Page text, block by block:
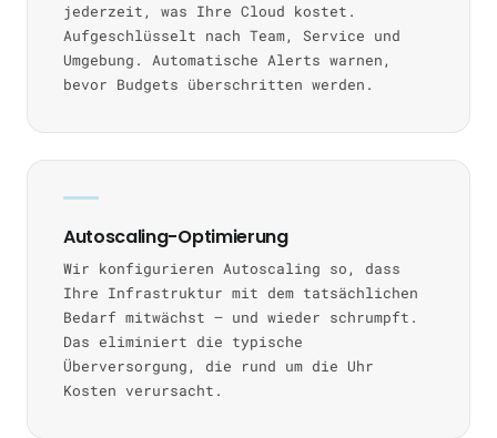
jederzeit, was Ihre Cloud kostet.
Aufgeschlüsselt nach Team, Service und
Umgebung. Automatische Alerts warnen,
bevor Budgets überschritten werden.
Autoscaling-Optimierung
Wir konfigurieren Autoscaling so, dass
Ihre Infrastruktur mit dem tatsächlichen
Bedarf mitwächst — und wieder schrumpft.
Das eliminiert die typische
Überversorgung, die rund um die Uhr
Kosten verursacht.